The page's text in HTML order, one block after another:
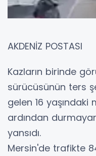
AKDENİZ POSTASI
Kazların birinde
sürücüsünün ters
gelen 16 yaşındaki
ardından
yansıdı.
Mersin'de trafikte